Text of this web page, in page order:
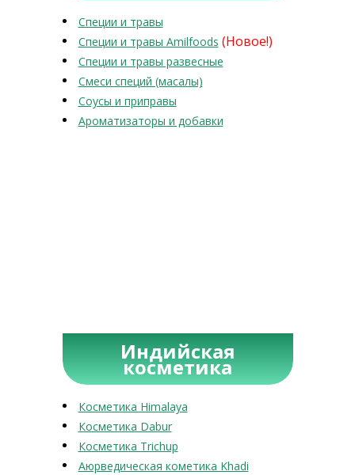
Специи и травы
Специи и травы Amilfoods (Новое!)
Специи и травы развесные
Смеси специй (масалы)
Соусы и приправы
Ароматизаторы и добавки
Индийская
косметика
Косметика Himalaya
Косметика Dabur
Косметика Trichup
Аюрведическая кометика Khadi